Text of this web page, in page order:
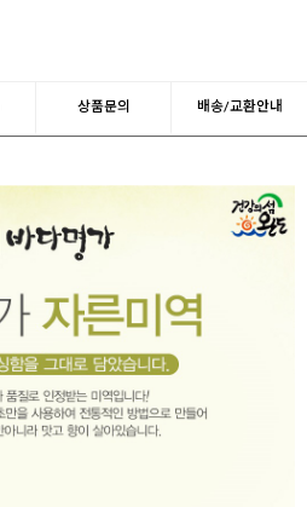
상품문의 배송/교환안내